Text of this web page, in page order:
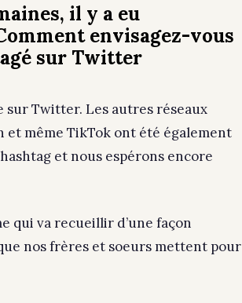
il y a eu
envisagez-vous
sur Twitter
sur Twitter. Les autres réseaux
et même TikTok ont été également
et nous espérons encore
qui va recueillir d’une façon
nos frères et soeurs mettent pour